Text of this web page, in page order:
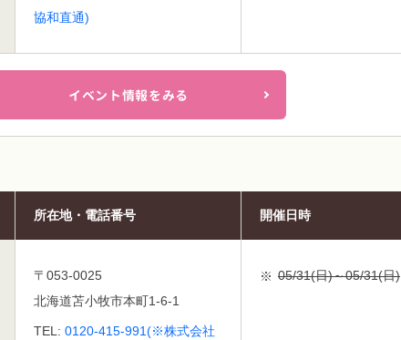
協和直通)
イベント情報をみる
所在地・電話番号
〒053-0025
北海道苫小牧市本町1-6-1
TEL: 0120-415-991(※株式会社
開催日時
05/31(日)～05/31(日)